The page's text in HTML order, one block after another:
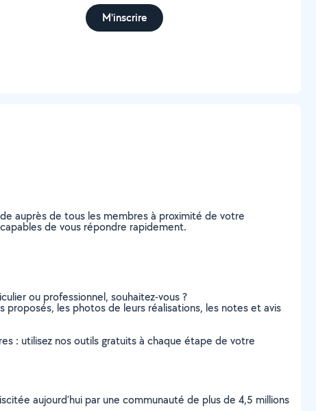
M'inscrire
auprès de tous les membres à proximité de votre
de vous répondre rapidement.
ou professionnel, souhaitez-vous ?
proposés, les photos de leurs réalisations, les notes et avis
: utilisez nos outils gratuits à chaque étape de votre
aujourd’hui par une communauté de plus de 4,5 millions